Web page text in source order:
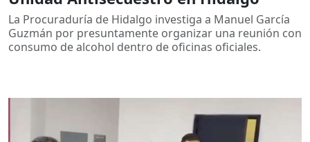
La Procuraduría de Hidalgo investiga a Manuel García
Guzmán por presuntamente organizar una reunión con
consumo de alcohol dentro de oficinas oficiales.